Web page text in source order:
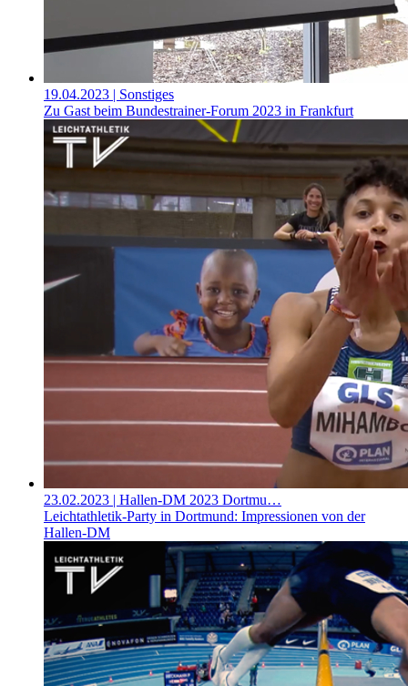
19.04.2023 | Sonstiges
Zu Gast beim Bundestrainer-Forum 2023 in Frankfurt
23.02.2023 | Hallen-DM 2023 Dortmu…
Leichtathletik-Party in Dortmund: Impressionen von der
Hallen-DM